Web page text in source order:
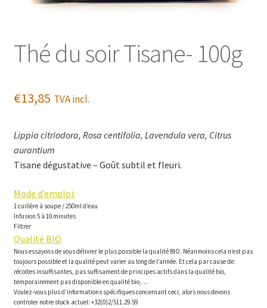
Thé du soir Tisane- 100g
€13,85 TVA incl.
Lippia citriodora, Rosa centifolia, Lavendula vera, Citrus
aurantium
Tisane dégustative – Goût subtil et fleuri.
Mode d’emploi:
1 cuillère à soupe / 250ml d’eau
Infusion 5 à 10 minutes
Filtrer
Qualité BIO
Nous essayons de vous délivrer le plus possible la qualité BIO. Néanmoins cela n’est pas
toujours possible et la qualité peut varier au long de l’année. Et cela par cause de:
récoltes insuffisantes, pas suffisament de principes actifs dans la qualité bio,
temporairement pas disponible en qualité bio,…
Voulez-vous plus d’informations spécifiques concernant ceci, alors nous devons
controler notre stock actuel: +32(0)2/511.29.59